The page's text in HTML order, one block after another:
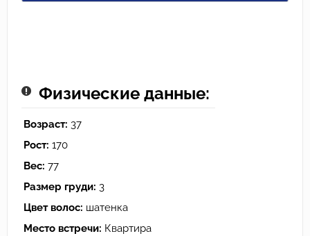
Физические данные:
Возраст: 37
Рост: 170
Вес: 77
Размер груди: 3
Цвет волос: шатенка
Место встречи: Квартира